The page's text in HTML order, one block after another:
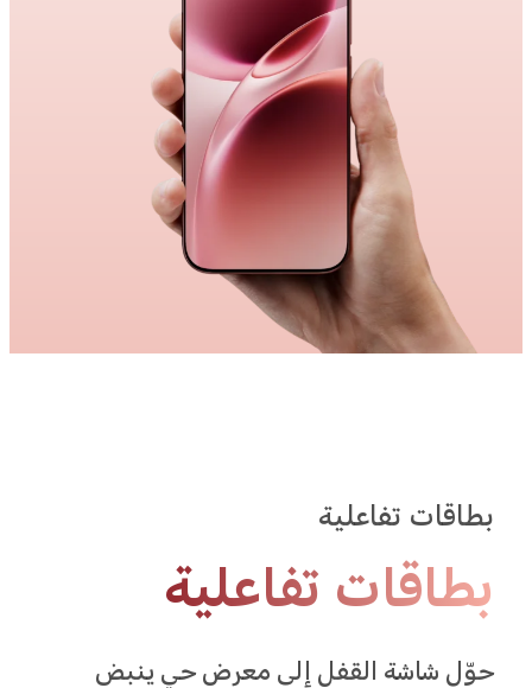
بطاقات تفاعلية
بطاقات تفاعلية
حوّل شاشة القفل إلى معرض حي ينبض